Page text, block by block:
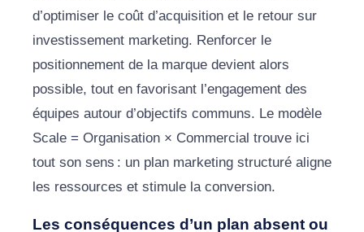
d’optimiser le coût d’acquisition et le retour sur
investissement marketing. Renforcer le
positionnement de la marque devient alors
possible, tout en favorisant l’engagement des
équipes autour d’objectifs communs. Le modèle
Scale = Organisation × Commercial trouve ici
tout son sens : un plan marketing structuré aligne
les ressources et stimule la conversion.
Les conséquences d’un plan absent ou